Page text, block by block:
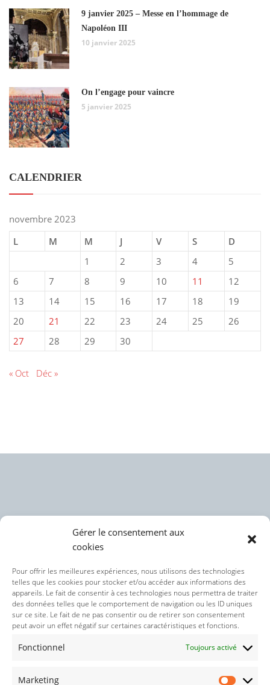
Gérer le consentement aux
cookies
Pour offrir les meilleures expériences, nous utilisons des technologies
telles que les cookies pour stocker et/ou accéder aux informations des
appareils. Le fait de consentir à ces technologies nous permettra de traiter
des données telles que le comportement de navigation ou les ID uniques
sur ce site. Le fait de ne pas consentir ou de retirer son consentement
peut avoir un effet négatif sur certaines caractéristiques et fonctions.
Fonctionnel Toujours activé
Marketing
9 janvier 2025 – Messe en l’hommage de
Napoléon III
10 janvier 2025
On l’engage pour vaincre
5 janvier 2025
CALENDRIER
novembre 2023
L
M M J V S
D
1
2 3 4
5
6
7 8 9 10 11
12
13
14 15 16 17 18
19
20
21 22 23 24 25
26
27
28 29 30
« Oct Déc »
Politique des cookies (UE)
Politique de confidentialité
Nos réseaux sociaux :